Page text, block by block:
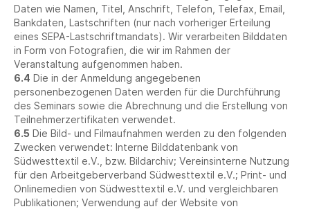
Daten wie Namen, Titel, Anschrift, Telefon, Telefax, Email,
Bankdaten, Lastschriften (nur nach vorheriger Erteilung
eines SEPA-Lastschriftmandats). Wir verarbeiten Bilddaten
in Form von Fotografien, die wir im Rahmen der
Veranstaltung aufgenommen haben.
6.4 Die in der Anmeldung angegebenen
personenbezogenen Daten werden für die Durchführung
des Seminars sowie die Abrechnung und die Erstellung von
Teilnehmerzertifikaten verwendet.
6.5 Die Bild- und Filmaufnahmen werden zu den folgenden
Zwecken verwendet: Interne Bilddatenbank von
Südwesttextil e.V., bzw. Bildarchiv; Vereinsinterne Nutzung
für den Arbeitgeberverband Südwesttextil e.V.; Print- und
Onlinemedien von Südwesttextil e.V. und vergleichbaren
Publikationen; Verwendung auf der Website von